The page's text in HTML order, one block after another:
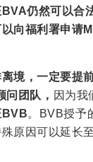
仍然可以合
向福利署申请
境，一定要提
团队， 因为我
BVB。BVB授予
原因可以延长